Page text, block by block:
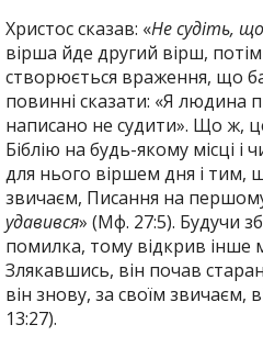
Христос сказав: «Не судіть,
вірша йде другий вірш,
створюється враження, що
повинні сказати: «Я людина
написано не судити». Що ж,
Біблію на будь-якому місці
для нього віршем дня і тим,
звичаєм, Писання на
удавився» (Мф. 27:5). Будучи
помилка, тому відкрив інше
Злякавшись, він почав
він знову, за своїм звичаєм,
13:27).